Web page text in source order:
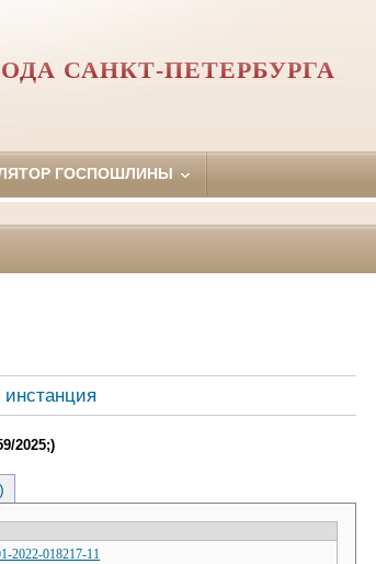
САНКТ-ПЕТЕРБУРГА
ГОСПОШЛИНЫ
2025;)
2022-018217-11